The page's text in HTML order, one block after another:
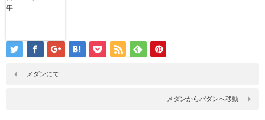
メダンにて
メダンからパダンへ移動